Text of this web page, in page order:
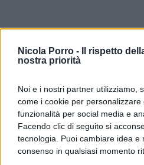
Nicola Porro -
Il rispetto
nostra priorità
Noi e i nostri partner utilizziamo,
come i cookie per
funzionalità per social media e
Facendo clic di seguito si
tecnologia. Puoi cambiare idea e
consenso in qualsiasi momento
americano. Oggi, in
candidato che vuole
problemi ad allearsi con
“l’America si è meritata
massacro di tremila civili